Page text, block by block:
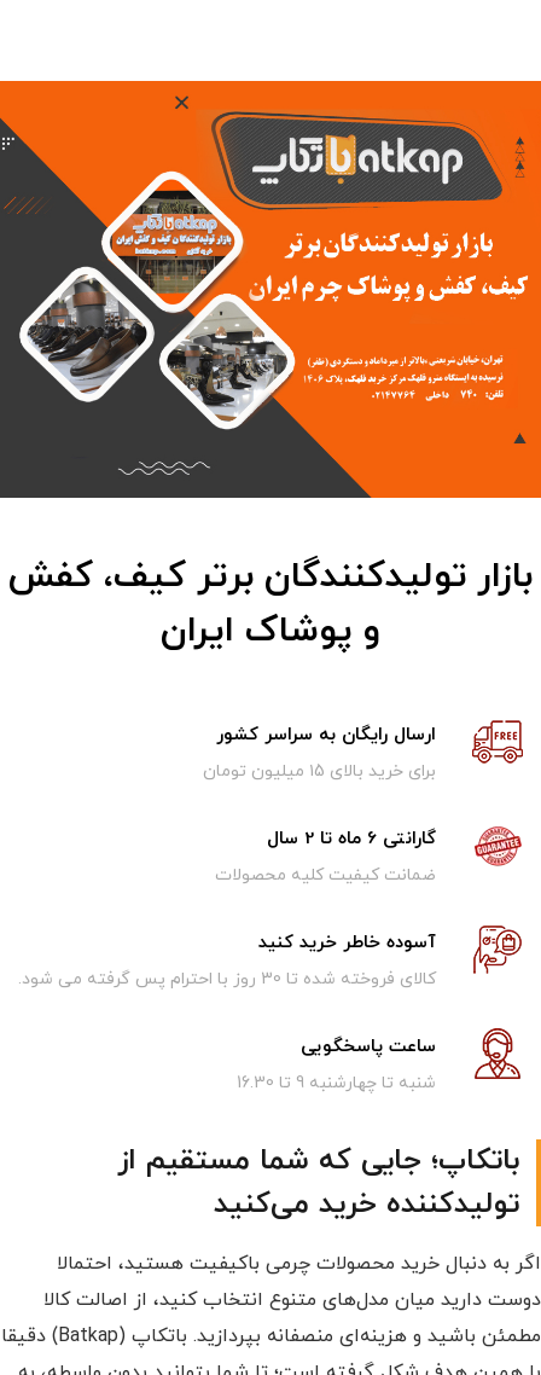
بازار تولیدکنندگان برتر کیف، کفش
و پوشاک ایران
ارسال رایگان به سراسر کشور
برای خرید بالای ۱5 میلیون تومان
گارانتی 6 ماه تا 2 سال
ضمانت کیفیت کلیه محصولات
آسوده خاطر خرید کنید
کالای فروخته شده تا 30 روز با احترام پس گرفته می شود.
ساعت پاسخگویی
شنبه تا چهارشنبه 9 تا 16.30
باتکاپ؛ جایی که شما مستقیم از
تولیدکننده خرید می‌کنید
اگر به دنبال خرید محصولات چرمی باکیفیت هستید، احتمالا
دوست دارید میان مدل‌های متنوع انتخاب کنید، از اصالت کالا
مطمئن باشید و هزینه‌ای منصفانه بپردازید. باتکاپ (Batkap) دقیقا